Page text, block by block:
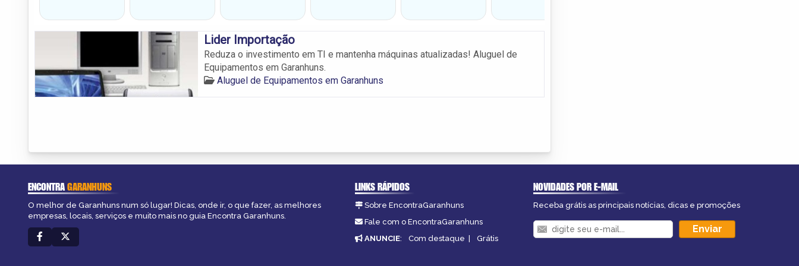
Lider Importação
Reduza o investimento em TI e mantenha máquinas atualizadas! Aluguel de
Equipamentos em Garanhuns.
Aluguel de Equipamentos em Garanhuns
ENCONTRAGARANHUNS
O melhor de Garanhuns num só lugar! Dicas, onde ir, o que fazer, as melhores
empresas, locais, serviços e muito mais no guia Encontra Garanhuns.
LINKS RÁPIDOS
Sobre EncontraGaranhuns
Fale com o EncontraGaranhuns
ANUNCIE: Com destaque | Grátis
NOVIDADES POR E-MAIL
Receba grátis as principais notícias, dicas e promoções